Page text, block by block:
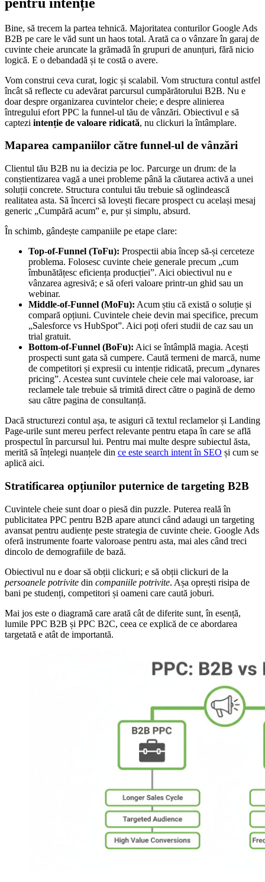
Bine, să trecem la partea tehnică. Majoritatea conturilor Google Ads
B2B pe care le văd sunt un haos total. Arată ca o vânzare în garaj de
cuvinte cheie aruncate la grămadă în grupuri de anunțuri, fără nicio
logică. E o debandadă și te costă o avere.
Vom construi ceva curat, logic și scalabil. Vom structura contul astfel
încât să reflecte cu adevărat parcursul cumpărătorului B2B. Nu e
doar despre organizarea cuvintelor cheie; e despre alinierea
întregului efort PPC la funnel-ul tău de vânzări. Obiectivul e să
captezi intenție de valoare ridicată, nu clickuri la întâmplare.
Maparea campaniilor către funnel-ul de vânzări
Clientul tău B2B nu ia decizia pe loc. Parcurge un drum: de la
conștientizarea vagă a unei probleme până la căutarea activă a unei
soluții concrete. Structura contului tău trebuie să oglindească
realitatea asta. Să încerci să lovești fiecare prospect cu același mesaj
generic „Cumpără acum” e, pur și simplu, absurd.
În schimb, gândește campaniile pe etape clare:
Top-of-Funnel (ToFu): Prospectii abia încep să-și cerceteze
problema. Folosesc cuvinte cheie generale precum „cum
îmbunătățesc eficiența producției”. Aici obiectivul nu e
vânzarea agresivă; e să oferi valoare printr-un ghid sau un
webinar.
Middle-of-Funnel (MoFu): Acum știu că există o soluție și
compară opțiuni. Cuvintele cheie devin mai specifice, precum
„Salesforce vs HubSpot”. Aici poți oferi studii de caz sau un
trial gratuit.
Bottom-of-Funnel (BoFu): Aici se întâmplă magia. Acești
prospecti sunt gata să cumpere. Caută termeni de marcă, nume
de competitori și expresii cu intenție ridicată, precum „dynares
pricing”. Acestea sunt cuvintele cheie cele mai valoroase, iar
reclamele tale trebuie să trimită direct către o pagină de demo
sau către pagina de consultanță.
Dacă structurezi contul așa, te asiguri că textul reclamelor și Landing
Page-urile sunt mereu perfect relevante pentru etapa în care se află
prospectul în parcursul lui. Pentru mai multe despre subiectul ăsta,
merită să înțelegi nuanțele din ce este search intent în SEO și cum se
aplică aici.
Stratificarea opțiunilor puternice de targeting B2B
Cuvintele cheie sunt doar o piesă din puzzle. Puterea reală în
publicitatea PPC pentru B2B apare atunci când adaugi un targeting
avansat pentru audiențe peste strategia de cuvinte cheie. Google Ads
oferă instrumente foarte valoroase pentru asta, mai ales când treci
dincolo de demografiile de bază.
Obiectivul nu e doar să obții clickuri; e să obții clickuri de la
persoanele potrivite din companiile potrivite. Așa oprești risipa de
bani pe studenți, competitori și oameni care caută joburi.
Mai jos este o diagramă care arată cât de diferite sunt, în esență,
lumile PPC B2B și PPC B2C, ceea ce explică de ce abordarea
targetată e atât de importantă.